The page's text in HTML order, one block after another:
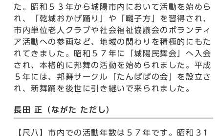
た。昭和５３年から城陽市内において活動を始めら
れ、「乾城おかげ踊り」や「囃子方」を習得され、
市内単位老人クラブや社会福祉協議会のボランティ
ア活動への参画など、地域の関わりを積極的にもた
れてきました。昭和５７年に「城陽民舞会」へ入会
され、本格的に邦舞の活動を始められました。平成
５年には、邦舞サークル「たんぽぽの会」を設立さ
れ、新舞踊を後世に引き継いで来られました。
長田 正（ながた ただし）
【尺八】市内での活動年数は５７年です。昭和３1